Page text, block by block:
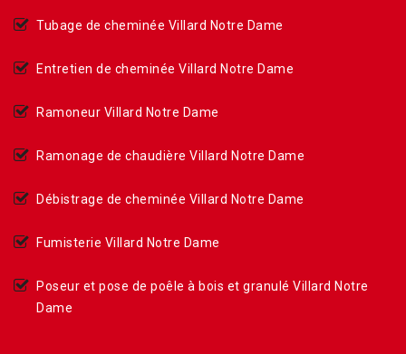
Tubage de cheminée Villard Notre Dame
Entretien de cheminée Villard Notre Dame
Ramoneur Villard Notre Dame
Ramonage de chaudière Villard Notre Dame
Débistrage de cheminée Villard Notre Dame
Fumisterie Villard Notre Dame
Poseur et pose de poêle à bois et granulé Villard Notre
Dame